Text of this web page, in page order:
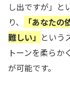
し出ですが」と
り、
「あなた
難しい」 という
トーンを柔らか
が可能です。